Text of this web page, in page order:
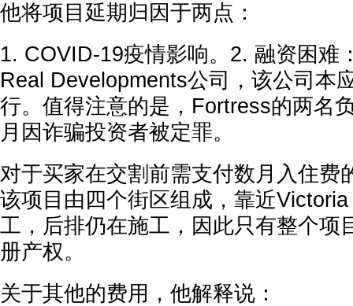
他将项目延期归因于两点：
1. COVID-19疫情影响。2. 融资困难
Real Developments公司，该公司本
行。值得注意的是，Fortress的两名
月因诈骗投资者被定罪。
对于买家在交割前需支付数月入住费
该项目由四个街区组成，靠近
工，后排仍在施工，因此只有整个项
册产权。
关于其他的费用，他解释说：